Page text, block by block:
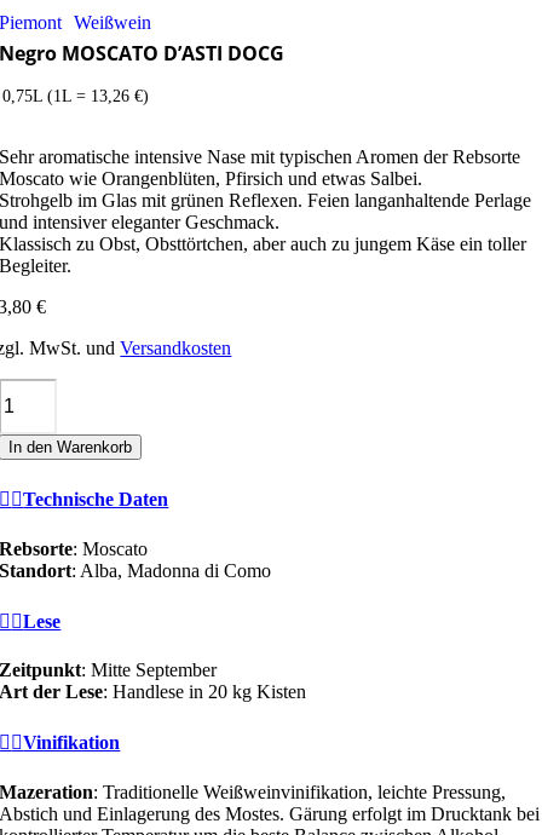
Piemont
Weißwein
Negro MOSCATO D’ASTI DOCG
0,75L (1L = 13,26 €)
Sehr aromatische intensive Nase mit typischen Aromen der Rebsorte
Moscato wie Orangenblüten, Pfirsich und etwas Salbei.
Strohgelb im Glas mit grünen Reflexen. Feien langanhaltende Perlage
und intensiver eleganter Geschmack.
Klassisch zu Obst, Obsttörtchen, aber auch zu jungem Käse ein toller
Begleiter.
€
MwSt. undVersandkosten
In den Warenkorb
Technische Daten
Rebsorte: Moscato
Standort: Alba, Madonna di Como
Lese
Zeitpunkt: Mitte September
Art der Lese: Handlese in 20 kg Kisten
Vinifikation
Mazeration: Traditionelle Weißweinvinifikation, leichte Pressung,
Abstich und Einlagerung des Mostes. Gärung erfolgt im Drucktank bei